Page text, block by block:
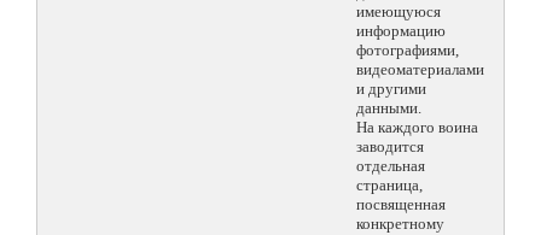
имеющуюся
информацию
фотографиями,
видеоматериалами
и другими
данными.
На каждого воина
заводится
отдельная
страница,
посвященная
конкретному